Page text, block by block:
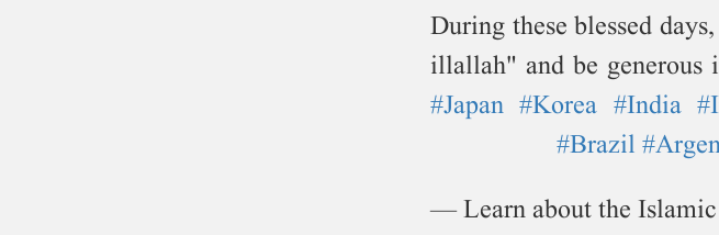
🥰😍During these blessed
illallah" and be
#Japan #Korea #India
#Brazil
— Learn about the